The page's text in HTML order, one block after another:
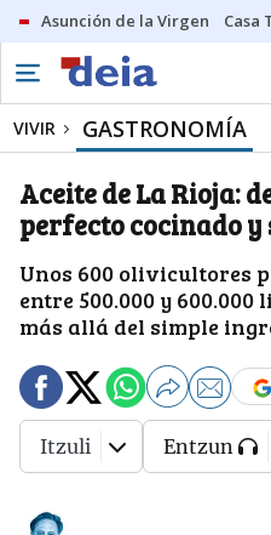
Asunción de la Virgen Casa
VIVIR GASTRONOMÍA
Aceite de La Rioja:
perfecto cocinado y
Unos 600 olivicultores
entre 500.000 y
más allá del simple
Itzuli Entzun